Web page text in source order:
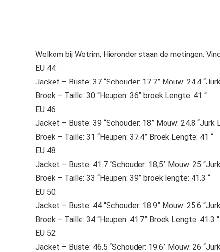
Welkom bij Wetrim, Hieronder staan ​​de metingen.
EU 44:
Jacket – Buste: 37 “Schouder: 17.7” Mouw: 24.4
Broek – Taille: 30 “Heupen: 36” broek Lengte: 41 “
EU 46:
Jacket – Buste: 39 “Schouder: 18” Mouw: 24.8 “Jurk
Broek – Taille: 31 “Heupen: 37.4” Broek Lengte: 41 “
EU 48:
Jacket – Buste: 41.7 “Schouder: 18,5” Mouw: 25
Broek – Taille: 33 “Heupen: 39” broek lengte: 41.3 “
EU 50:
Jacket – Buste: 44 “Schouder: 18.9” Mouw: 25.6
Broek – Taille: 34 “Heupen: 41.7” Broek Lengte: 41.3 “
EU 52:
Jacket – Buste: 46.5 “Schouder: 19.6” Mouw: 26